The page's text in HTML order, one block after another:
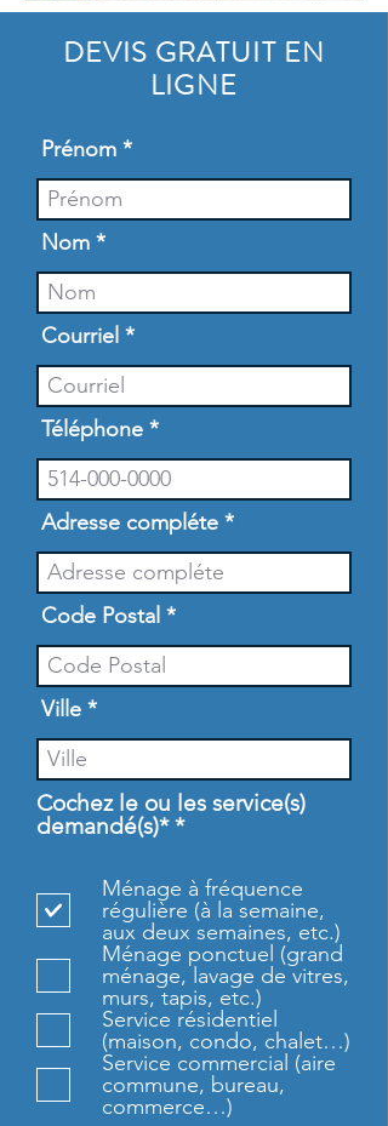
DEVIS GRATUIT EN
LIGNE
Prénom
Nom
Courriel
Téléphone
Adresse compléte
Code Postal
Ville
Cochez le ou les service(s)
demandé(s)* *O
g
a
t
o
i
r
e
Ménage à fréquence
régulière (à la semaine,
aux deux semaines, etc.)
Ménage ponctuel (grand
ménage, lavage de vitres,
murs, tapis, etc.)
Service résidentiel
(maison, condo, chalet…)
Service commercial (aire
commune, bureau,
commerce…)